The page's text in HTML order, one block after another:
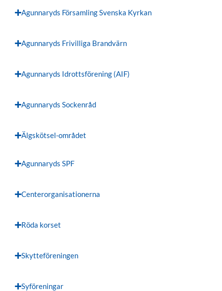
Agunnaryds Församling Svenska Kyrkan
Agunnaryds Frivilliga Brandvärn
Agunnaryds Idrottsförening (AIF)
Agunnaryds Sockenråd
Älgskötsel-området
Agunnaryds SPF
Centerorganisationerna
Röda korset
Skytteföreningen
Syföreningar